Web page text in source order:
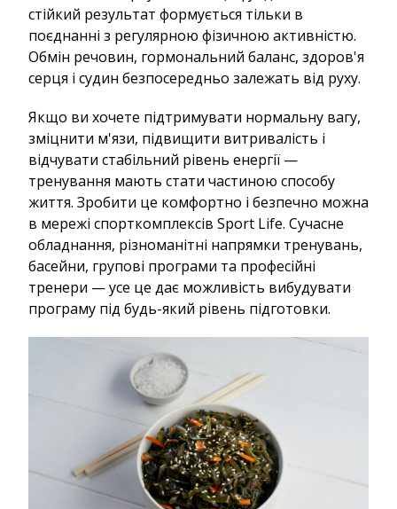
стійкий результат формується тільки в
поєднанні з регулярною фізичною активністю.
Обмін речовин, гормональний баланс, здоров'я
серця і судин безпосередньо залежать від руху.
Якщо ви хочете підтримувати нормальну вагу,
зміцнити м'язи, підвищити витривалість і
відчувати стабільний рівень енергії —
тренування мають стати частиною способу
життя. Зробити це комфортно і безпечно можна
в мережі спорткомплексів Sport Life. Сучасне
обладнання, різноманітні напрямки тренувань,
басейни, групові програми та професійні
тренери — усе це дає можливість вибудувати
програму під будь-який рівень підготовки.